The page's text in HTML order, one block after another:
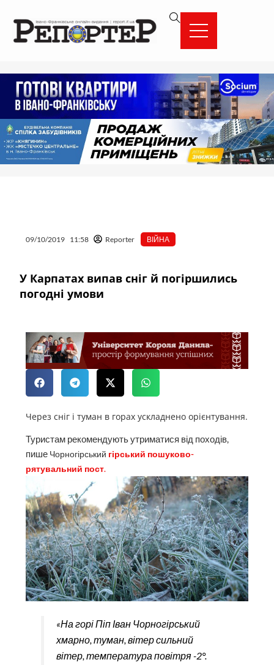
вмісту
09/10/2019 11:58 Reporter ВІЙНА
У Карпатах випав сніг й погіршились
погодні умови
Через сніг і туман в горах ускладнено орієнтування.
Туристам рекомендують утриматися від походів,
пише Чорногірський гірський пошуково-
рятувальний пост.
«На горі Піп Іван Чорногірський
хмарно, туман, вітер сильний
вітер, температура повітря -2°.